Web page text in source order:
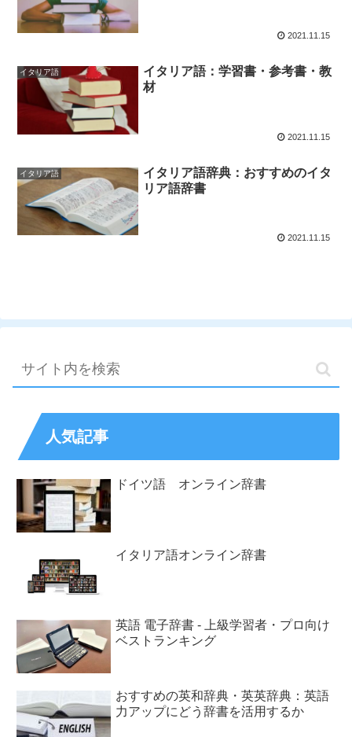
2021.11.15
イタリア語
イタリア語：学習書・参考書・教
材
2021.11.15
イタリア語
イタリア語辞典：おすすめのイタ
リア語辞書
2021.11.15
人気記事
ドイツ語 オンライン辞書
イタリア語オンライン辞書
英語 電子辞書 - 上級学習者・プロ向け
ベストランキング
おすすめの英和辞典・英英辞典：英語
力アップにどう辞書を活用するか